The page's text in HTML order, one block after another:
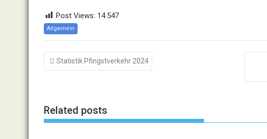
Post Views: 14.547
Allgemein
Beitragsnavigation
Statistik Pfingstverkehr 2024
Related posts